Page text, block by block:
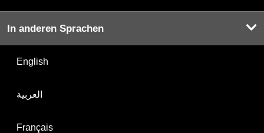
In anderen Sprachen
English
العربية
Français